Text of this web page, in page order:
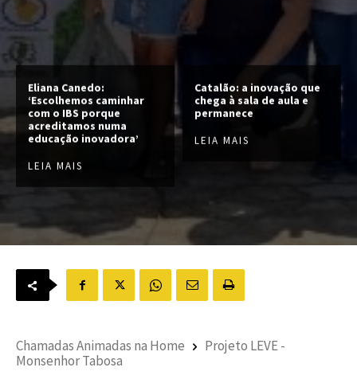
Eliana Canedo:
‘Escolhemos caminhar
com o IBS porque
acreditamos numa
educação inovadora’
LEIA MAIS
Catalão: a inovação que
chega à sala de aula e
permanece
LEIA MAIS
Chamadas Animadas na Home
Projeto LEVE -
Monsenhor Tabosa